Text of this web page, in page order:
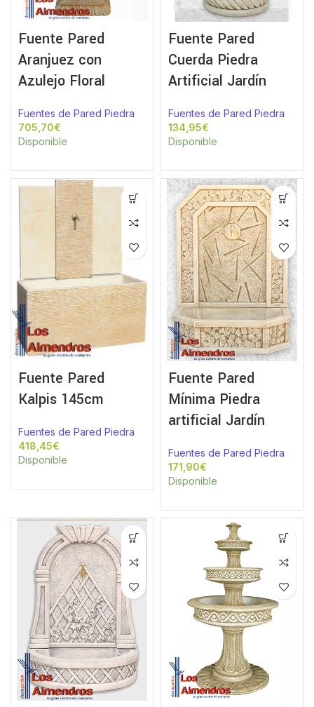
Fuente Pared
Aranjuez con
Azulejo Floral
Fuentes de Pared Piedra
€
Disponible
Fuente Pared
Cuerda Piedra
Artificial Jardín
Fuentes de Pared Piedra
€
Disponible
Fuente Pared
Kalpis 145cm
Fuentes de Pared Piedra
€
Disponible
Fuente Pared
Mínima Piedra
artificial Jardín
Fuentes de Pared Piedra
€
Disponible